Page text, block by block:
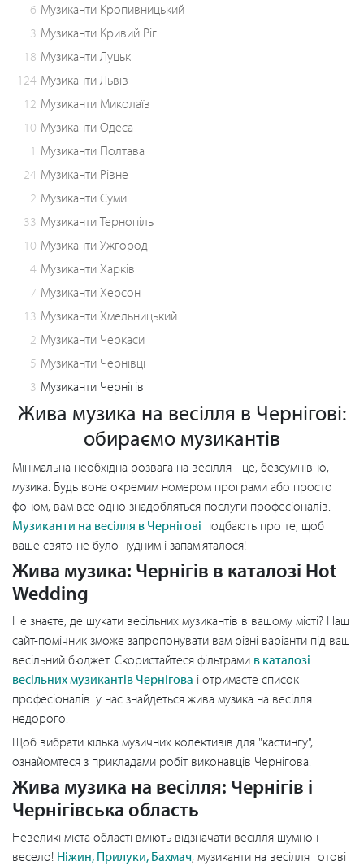
6 Музиканти Кропивницький
3 Музиканти Кривий Ріг
18 Музиканти Луцьк
124 Музиканти Львів
12 Музиканти Миколаїв
10 Музиканти Одеса
1 Музиканти Полтава
24 Музиканти Рівне
2 Музиканти Суми
33 Музиканти Тернопіль
10 Музиканти Ужгород
4 Музиканти Харків
7 Музиканти Херсон
13 Музиканти Хмельницький
2 Музиканти Черкаси
5 Музиканти Чернівці
3 Музиканти Чернігів
Жива музика на весілля в Чернігові:
обираємо музикантів
Мінімальна необхідна розвага на весілля - це, безсумнівно,
музика. Будь вона окремим номером програми або просто
фоном, вам все одно знадобляться послуги професіоналів.
Музиканти на весілля в Чернігові подбають про те, щоб
ваше свято не було нудним і запам'яталося!
Жива музика: Чернігів в каталозі Hot
Wedding
Не знаєте, де шукати весільних музикантів в вашому місті? Наш
сайт-помічник зможе запропонувати вам різні варіанти під ваш
весільний бюджет. Скористайтеся фільтрами в каталозі
весільних музикантів Чернігова і отримаєте список
професіоналів: у нас знайдеться жива музика на весілля
недорого.
Щоб вибрати кілька музичних колективів для "кастингу",
ознайомтеся з прикладами робіт виконавців Чернігова.
Жива музика на весілля: Чернігів і
Чернігівська область
Невеликі міста області вміють відзначати весілля шумно і
весело! Ніжин, Прилуки, Бахмач, музиканти на весілля готові